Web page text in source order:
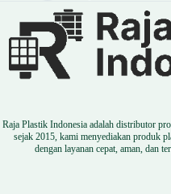
Raja Plastik Indonesia adalah distributor
sejak 2015, kami menyediakan produk
dengan layanan cepat, aman, dan